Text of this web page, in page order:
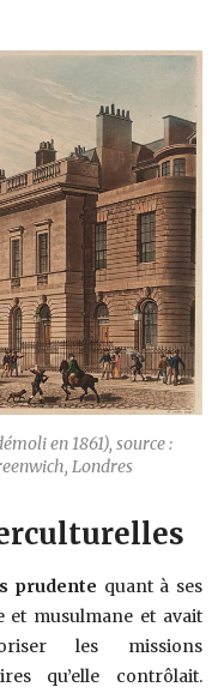
en 1861), source :
Londres
prudente quant à ses
et musulmane et avait
les missions
qu’elle contrôlait.